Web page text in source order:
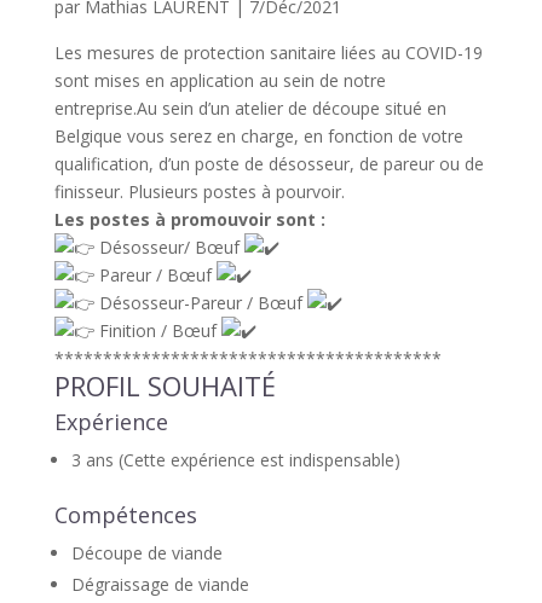
par Mathias LAURENT
7/Déc/2021
Les mesures de protection sanitaire liées au COVID-19
sont mises en application au sein de notre
entreprise.Au sein d’un atelier de découpe situé en
Belgique vous serez en charge, en fonction de votre
qualification, d’un poste de désosseur, de pareur ou de
finisseur. Plusieurs postes à pourvoir.
Les postes à promouvoir sont :
Désosseur/ Bœuf
Pareur / Bœuf
Désosseur-Pareur / Bœuf
Finition / Bœuf
****************************************
PROFIL SOUHAITÉ
Expérience
3 ans (Cette expérience est indispensable)
Compétences
Découpe de viande
Dégraissage de viande